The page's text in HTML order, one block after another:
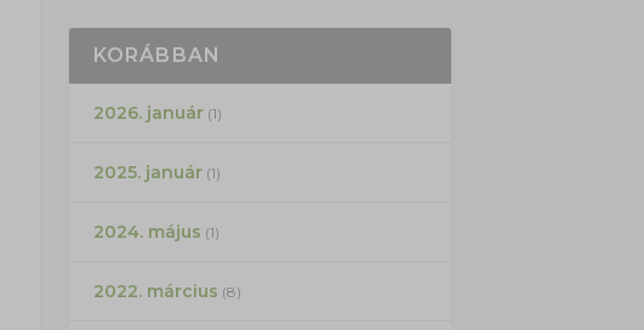
KORÁBBAN
2026. január(1)
2025. január(1)
2024. május (1)
2022. március (8)